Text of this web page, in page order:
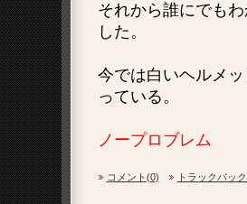
それから誰にでも
した。
今では白いヘルメ
っている。
ノープロブレム
コメント(0) トラックバッ